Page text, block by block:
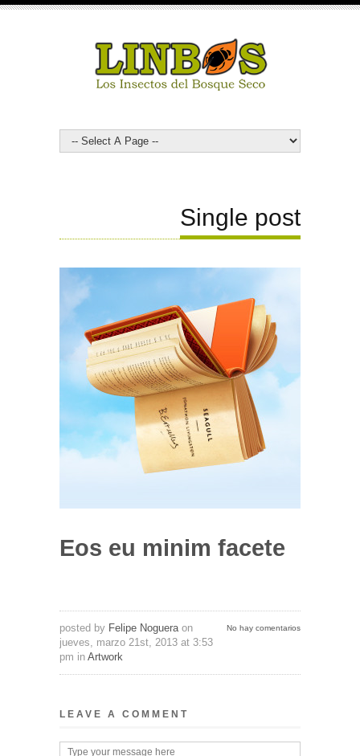
Single post
Eos eu minim facete
No hay comentarios
posted by Felipe Nogueraon
jueves, marzo 21st, 2013 at 3:53
pm in Artwork
LEAVE A COMMENT